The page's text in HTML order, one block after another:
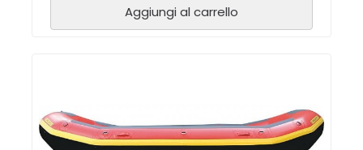
Aggiungi al carrello